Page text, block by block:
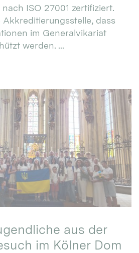
ISO 27001 zertifiziert.
dass
im Generalvikariat
werden. ...
aus der
im Kölner Dom